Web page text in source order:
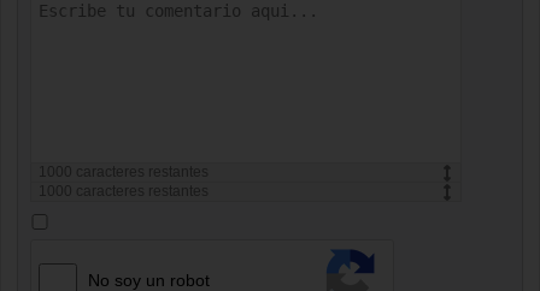
caracteres restantes
caracteres restantes
No soy un robot